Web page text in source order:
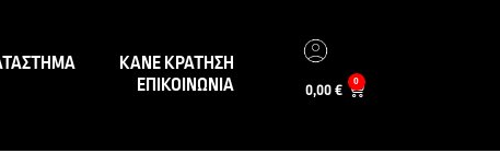
ΚΑΝΕ ΚΡΑΤΗΣΗ
ΕΠΙΚΟΙΝΩΝΙΑ
0,00€ 0